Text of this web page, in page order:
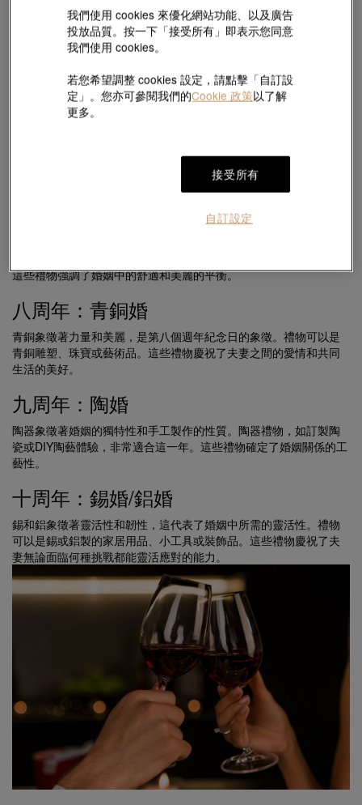
木材象徵著力量和基礎，慶祝了前五年的婚姻。木製禮物可以是優
雅的家具、個性化的木雕或環保物品。這些禮物代表著夫妻建立的
穩定基礎和根基。
6-10年：成長階段
六周年：鐵婚
這些禮物強調了婚姻中的舒適和美麗的平衡。
八周年：青銅婚
青銅象徵著力量和美麗，是第八個週年紀念日的象徵。禮物可以是
青銅雕塑、珠寶或藝術品。這些禮物慶祝了夫妻之間的愛情和共同
生活的美好。
九周年：陶婚
陶器象徵著婚姻的獨特性和手工製作的性質。陶器禮物，如訂製陶
瓷或DIY陶藝體驗，非常適合這一年。這些禮物確定了婚姻關係的工
藝性。
十周年：錫婚/鋁婚
錫和鋁象徵著靈活性和韌性，這代表了婚姻中所需的靈活性。禮物
可以是錫或鋁製的家居用品、小工具或裝飾品。這些禮物慶祝了夫
妻無論面臨何種挑戰都能靈活應對的能力。
我們使用 cookies 來優化網站功能、以及廣告
投放品質。按一下「接受所有」即表示您同意
我們使用 cookies。
若您希望調整 cookies 設定，請點擊「自訂設
定」。您亦可參閱我們的Cookie 政策以了解
更多。
接受所有
自訂設定